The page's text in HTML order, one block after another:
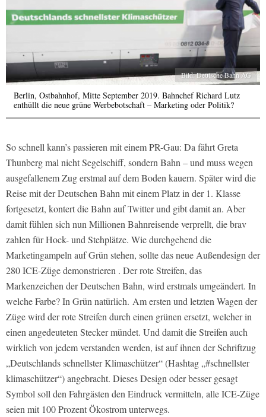
Bild: Deutsche Bahn AG
Berlin, Ostbahnhof, Mitte September 2019. Bahnchef Richard Lutz
enthüllt die neue grüne Werbebotschaft – Marketing oder Politik?
So schnell kann’s passieren mit einem PR-Gau: Da fährt Greta
Thunberg mal nicht Segelschiff, sondern Bahn – und muss wegen
ausgefallenem Zug erstmal auf dem Boden kauern. Später wird die
Reise mit der Deutschen Bahn mit einem Platz in der 1. Klasse
fortgesetzt, kontert die Bahn auf Twitter und gibt damit an. Aber
damit fühlen sich nun Millionen Bahnreisende verprellt, die brav
zahlen für Hock- und Stehplätze. Wie durchgehend die
Marketingampeln auf Grün stehen, sollte das neue Außendesign der
280 ICE-Züge demonstrieren . Der rote Streifen, das
Markenzeichen der Deutschen Bahn, wird erstmals umgeändert. In
welche Farbe? In Grün natürlich. Am ersten und letzten Wagen der
Züge wird der rote Streifen durch einen grünen ersetzt, welcher in
einen angedeuteten Stecker mündet. Und damit die Streifen auch
wirklich von jedem verstanden werden, ist auf ihnen der Schriftzug
„Deutschlands schnellster Klimaschützer“ (Hashtag „#schnellster
klimaschützer“) angebracht. Dieses Design oder besser gesagt
Symbol soll den Fahrgästen den Eindruck vermitteln, alle ICE-Züge
seien mit 100 Prozent Ökostrom unterwegs.